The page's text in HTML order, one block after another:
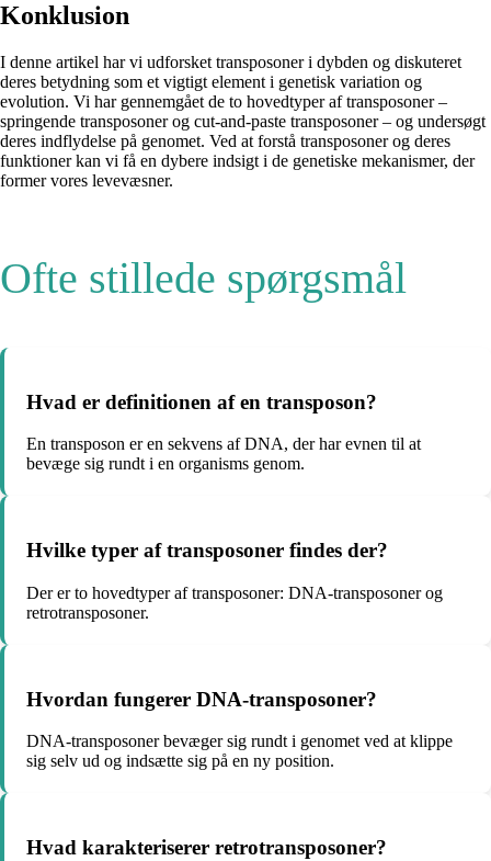
Konklusion
I denne artikel har vi udforsket transposoner i dybden og diskuteret
deres betydning som et vigtigt element i genetisk variation og
evolution. Vi har gennemgået de to hovedtyper af transposoner –
springende transposoner og cut-and-paste transposoner – og undersøgt
deres indflydelse på genomet. Ved at forstå transposoner og deres
funktioner kan vi få en dybere indsigt i de genetiske mekanismer, der
former vores levevæsner.
Ofte stillede spørgsmål
Hvad er definitionen af en transposon?
En transposon er en sekvens af DNA, der har evnen til at
bevæge sig rundt i en organisms genom.
Hvilke typer af transposoner findes der?
Der er to hovedtyper af transposoner: DNA-transposoner og
retrotransposoner.
Hvordan fungerer DNA-transposoner?
DNA-transposoner bevæger sig rundt i genomet ved at klippe
sig selv ud og indsætte sig på en ny position.
Hvad karakteriserer retrotransposoner?